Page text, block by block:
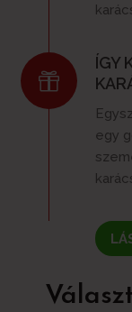

ÍGY
egy